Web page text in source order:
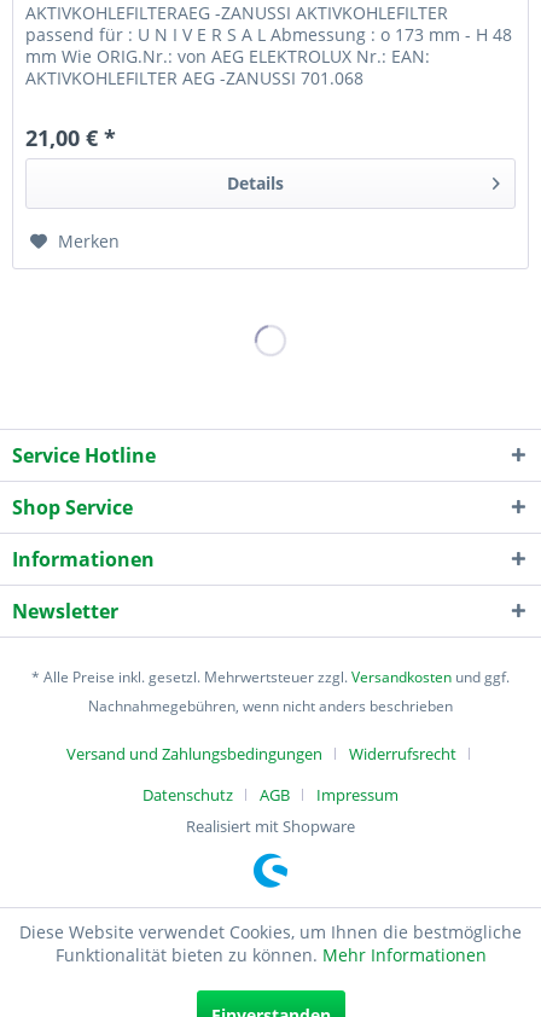
AKTIVKOHLEFILTERAEG -ZANUSSI AKTIVKOHLEFILTER
passend für : U N I V E R S A L Abmessung : o 173 mm - H 48
mm Wie ORIG.Nr.: von AEG ELEKTROLUX Nr.: EAN:
AKTIVKOHLEFILTER AEG -ZANUSSI 701.068
21,00 € *
Details
Merken
Service Hotline
Shop Service
Informationen
Newsletter
* Alle Preise inkl. gesetzl. Mehrwertsteuer zzgl.Versandkosten und ggf.
Nachnahmegebühren, wenn nicht anders beschrieben
Versand und Zahlungsbedingungen
Widerrufsrecht
Datenschutz
AGB
Impressum
Realisiert mit Shopware
Diese Website verwendet Cookies, um Ihnen die bestmögliche
Funktionalität bieten zu können. Mehr Informationen